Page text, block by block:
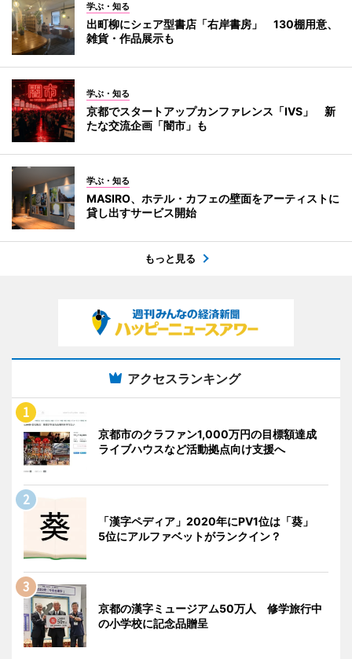
学ぶ・知る
出町柳にシェア型書店「右岸書房」 130棚用意、
雑貨・作品展示も
学ぶ・知る
京都でスタートアップカンファレンス「IVS」 新
たな交流企画「闇市」も
学ぶ・知る
MASIRO、ホテル・カフェの壁面をアーティストに
貸し出すサービス開始
もっと見る
アクセスランキング
京都市のクラファン1,000万円の目標額達成
ライブハウスなど活動拠点向け支援へ
「漢字ペディア」2020年にPV1位は「葵」
5位にアルファベットがランクイン？
京都の漢字ミュージアム50万人 修学旅行中
の小学校に記念品贈呈